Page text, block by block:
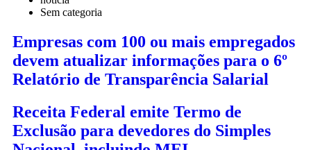
Sem categoria
Empresas com 100 ou mais empregados
devem atualizar informações para o 6º
Relatório de Transparência Salarial
Receita Federal emite Termo de
Exclusão para devedores do Simples